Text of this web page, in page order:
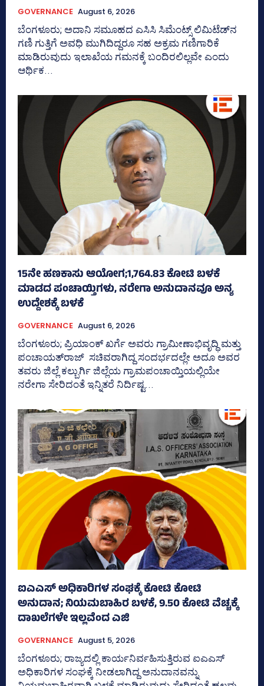
GOVERNANCE August 6, 2026
ಬೆಂಗಳೂರು; ಅದಾನಿ ಸಮೂಹದ ಎಸಿಸಿ ಸಿಮೆಂಟ್ಸ್‌ ಲಿಮಿಟೆಡ್‌ನ
ಗಣಿ ಗುತ್ತಿಗೆ ಅವಧಿ ಮುಗಿದಿದ್ದರೂ ಸಹ ಅಕ್ರಮ ಗಣಿಗಾರಿಕೆ
ಮಾಡಿರುವುದು ಇಲಾಖೆಯ ಗಮನಕ್ಕೆ ಬಂದಿರಲಿಲ್ಲವೇ ಎಂದು
ಆರ್ಥಿಕ...
15ನೇ ಹಣಕಾಸು ಆಯೋಗ;1,764.83 ಕೋಟಿ ಬಳಕೆ
ಮಾಡದ ಪಂಚಾಯ್ತಿಗಳು, ನರೇಗಾ ಅನುದಾನವೂ ಅನ್ಯ
ಉದ್ದೇಶಕ್ಕೆ ಬಳಕೆ
GOVERNANCE August 6, 2026
ಬೆಂಗಳೂರು; ಪ್ರಿಯಾಂಕ್‌ ಖರ್ಗೆ ಅವರು ಗ್ರಾಮೀಣಾಭಿವೃದ್ಧಿ ಮತ್ತು
ಪಂಚಾಯತ್‌ರಾಜ್‌ ಸಚಿವರಾಗಿದ್ದ ಸಂದರ್ಭದಲ್ಲೇ ಅದೂ ಅವರ
ತವರು ಜಿಲ್ಲೆ ಕಲ್ಬುರ್ಗಿ ಜಿಲ್ಲೆಯ ಗ್ರಾಮಪಂಚಾಯ್ತಿಯಲ್ಲಿಯೇ
ನರೇಗಾ ಸೇರಿದಂತೆ ಇನ್ನಿತರೆ ನಿರ್ದಿಷ್ಟ...
ಐಎಎಸ್‌ ಅಧಿಕಾರಿಗಳ ಸಂಘಕ್ಕೆ ಕೋಟಿ ಕೋಟಿ
ಅನುದಾನ; ನಿಯಮಬಾಹಿರ ಬಳಕೆ, 9.50 ಕೋಟಿ ವೆಚ್ಚಕ್ಕೆ
ದಾಖಲೆಗಳೇ ಇಲ್ಲವೆಂದ ಎಜಿ
GOVERNANCE August 5, 2026
ಬೆಂಗಳೂರು; ರಾಜ್ಯದಲ್ಲಿ ಕಾರ್ಯನಿರ್ವಹಿಸುತ್ತಿರುವ ಐಎಎಸ್‌
ಅಧಿಕಾರಿಗಳ ಸಂಘಕ್ಕೆ ನೀಡಲಾಗಿದ್ದ ಅನುದಾನವನ್ನು